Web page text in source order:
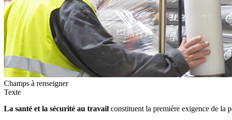
Champs à renseigner
Texte
La santé et la sécurité au travail constituent la première exigence de la